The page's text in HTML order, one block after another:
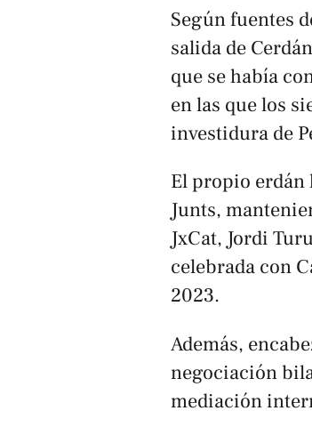
Según fuentes
salida de
que se había
en las que los
investidura de
El propio erdán
Junts,
JxCat, Jordi
celebrada con
2023.
Además,
negociación
mediación